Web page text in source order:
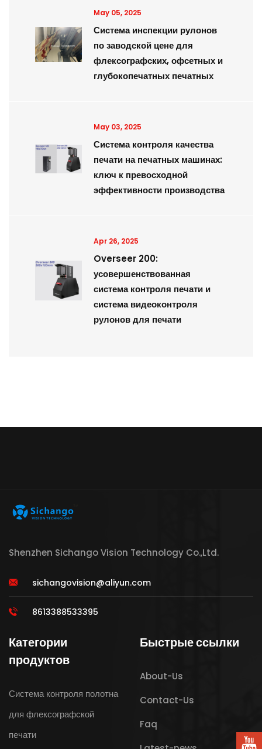
May 05, 2025
Система инспекции рулонов
по заводской цене для
флексографских, офсетных и
глубокопечатных печатных
May 03, 2025
Система контроля качества
печати на печатных машинах:
ключ к превосходной
эффективности производства
Apr 26, 2025
Overseer 200:
усовершенствованная
система контроля печати и
система видеоконтроля
рулонов для печати
Shenzhen Sichango Vision Technology Co.,Ltd.
sichangovision@aliyun.com
8613388533395
Категории
продуктов
Система контроля полотна
для флексографской
печати
Быстрые ссылки
About-Us
Contact-Us
Faq